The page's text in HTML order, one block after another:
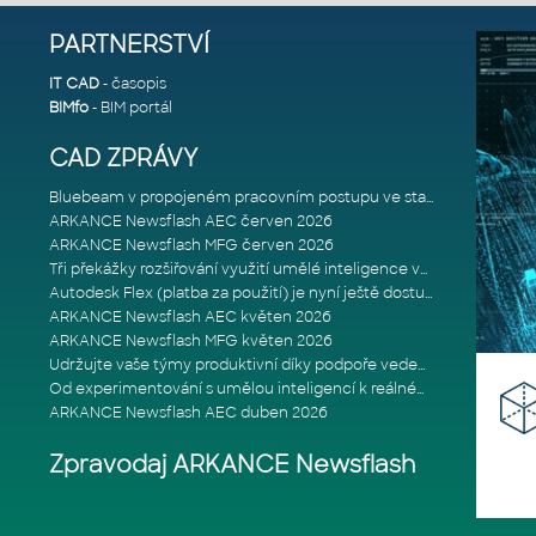
PARTNERSTVÍ
IT CAD- časopis
BIMfo- BIM portál
CAD ZPRÁVY
Bluebeam v propojeném pracovním postupu ve stavebnictví: Proč je int
ARKANCE Newsflash AEC červen 2026
ARKANCE Newsflash MFG červen 2026
Tři překážky rozšiřování využití umělé inteligence ve stavebním prům
Autodesk Flex (platba za použití) je nyní ještě dostupnější
ARKANCE Newsflash AEC květen 2026
ARKANCE Newsflash MFG květen 2026
Udržujte vaše týmy produktivní díky podpoře vedené odborníky
Od experimentování s umělou inteligencí k reálnému dopadu na podniká
ARKANCE Newsflash AEC duben 2026
Zpravodaj ARKANCE Newsflash